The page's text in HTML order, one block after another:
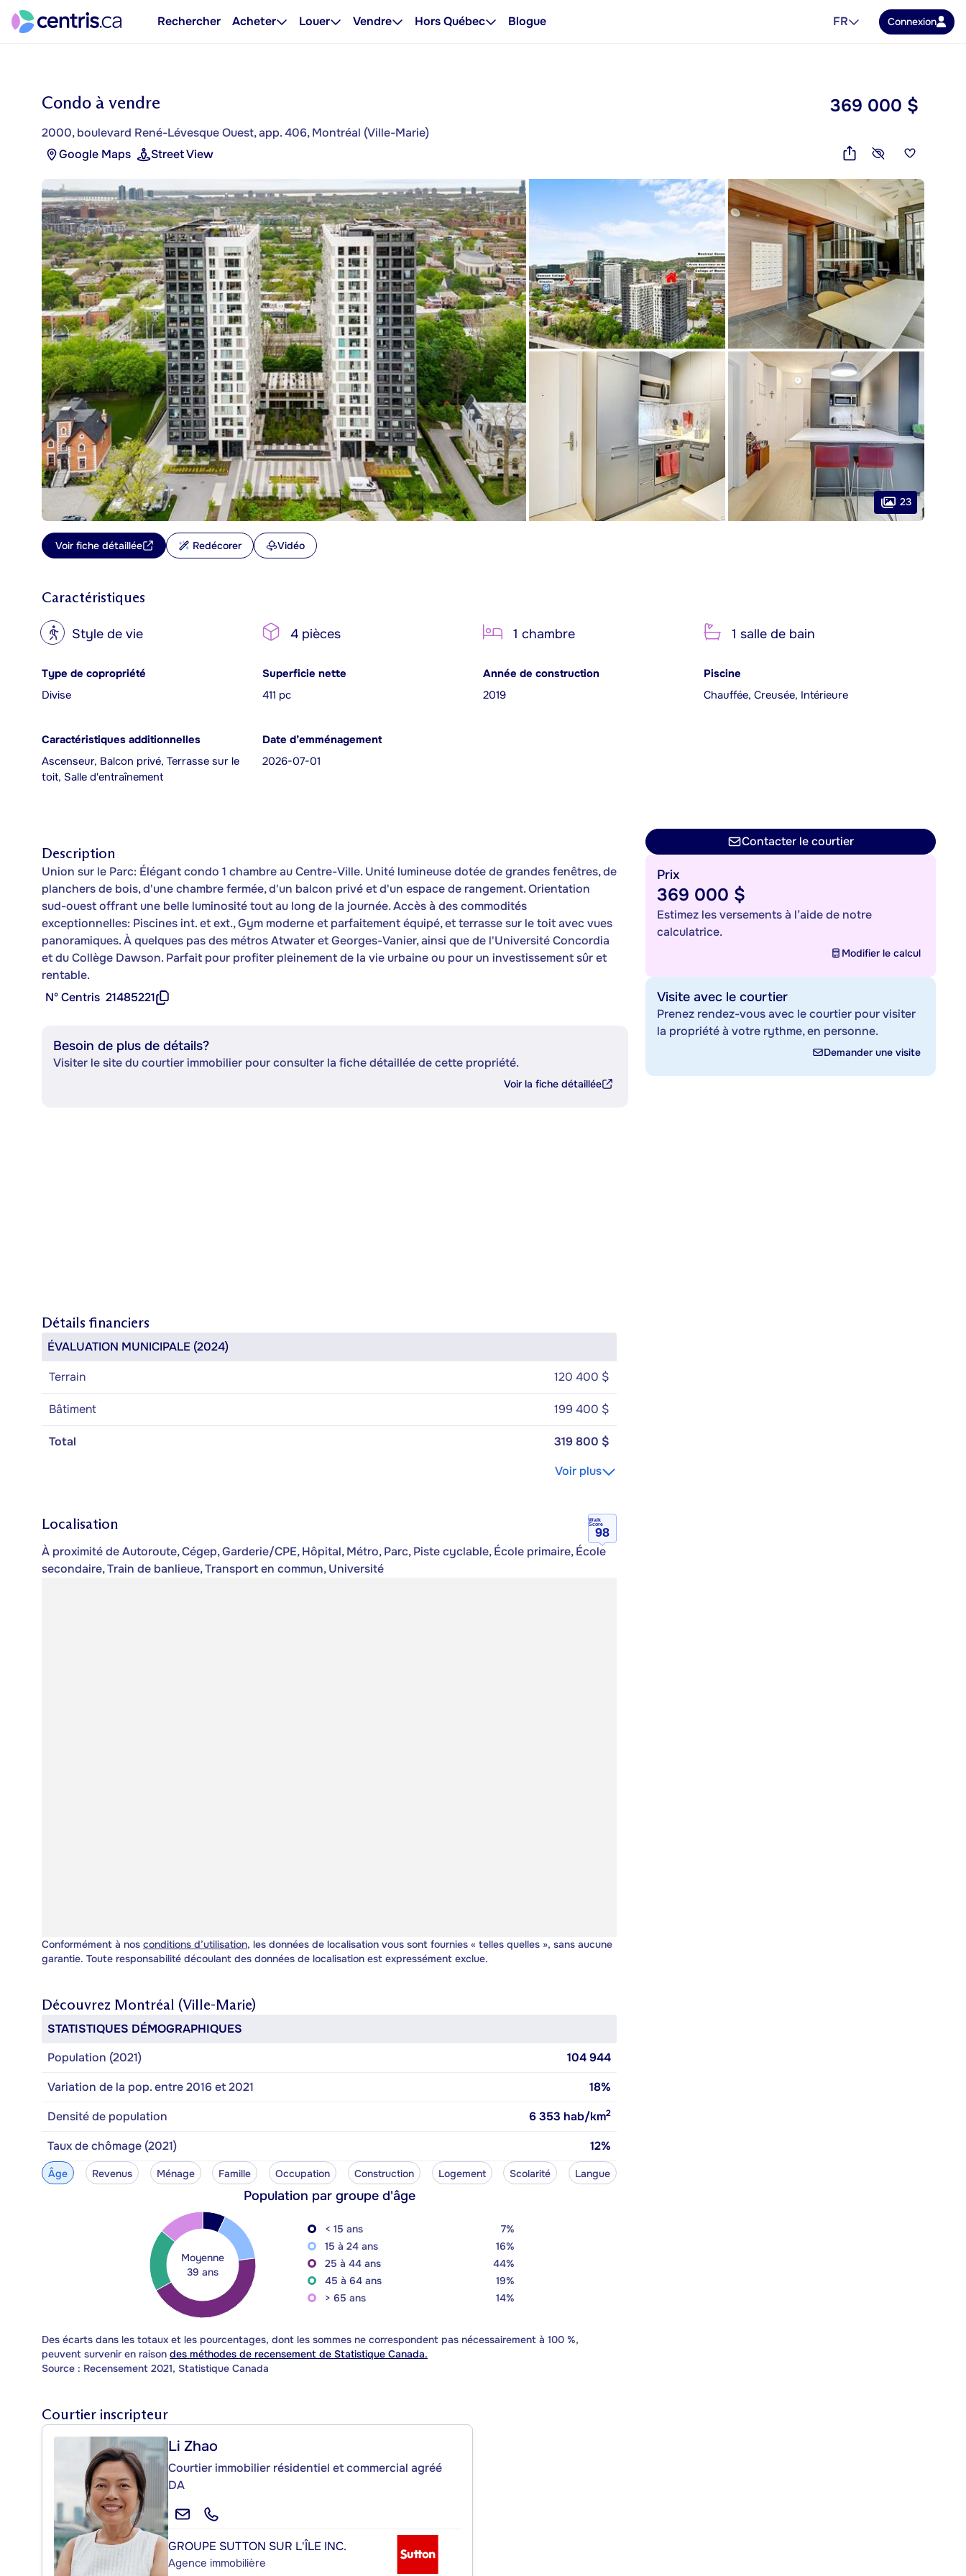
Rechercher Acheter Louer Vendre Hors Québec Blogue FR Connexion
Condo à vendre
2000, boulevard René-Lévesque Ouest, app. 406, Montréal (Ville-Marie)
Google Maps
Street View
369 000 $
23
Voir fiche détaillée Redécorer Vidéo
Caractéristiques
? Style de vie 4 pièces 1 chambre 1 salle de bain
Type de copropriété
Divise
Superficie nette
411 pc
Année de construction
2019
Piscine
Chauffée, Creusée, Intérieure
Caractéristiques additionnelles
Ascenseur, Balcon privé, Terrasse sur le
toit, Salle d'entraînement
Date d’emménagement
2026-07-01
Description
Union sur le Parc: Élégant condo 1 chambre au Centre-Ville. Unité lumineuse dotée de grandes fenêtres, de
planchers de bois, d'une chambre fermée, d'un balcon privé et d'un espace de rangement. Orientation
sud-ouest offrant une belle luminosité tout au long de la journée. Accès à des commodités
exceptionnelles: Piscines int. et ext., Gym moderne et parfaitement équipé, et terrasse sur le toit avec vues
panoramiques. À quelques pas des métros Atwater et Georges-Vanier, ainsi que de l'Université Concordia
et du Collège Dawson. Parfait pour profiter pleinement de la vie urbaine ou pour un investissement sûr et
rentable.
Nº Centris 21485221
Besoin de plus de détails?
Visiter le site du courtier immobilier pour consulter la fiche détaillée de cette propriété.
Voir la fiche détaillée
Détails financiers
ÉVALUATION MUNICIPALE (2024)
Terrain
120 400 $
Bâtiment 199 400 $
Total
319 800 $
Voir plus
Localisation
Walk
Score
98
À proximité de Autoroute, Cégep, Garderie/CPE, Hôpital, Métro, Parc, Piste cyclable, École primaire, École
secondaire, Train de banlieue, Transport en commun, Université
Conformément à nos conditions d’utilisation, les données de localisation vous sont fournies « telles quelles », sans aucune
garantie. Toute responsabilité découlant des données de localisation est expressément exclue.
Découvrez Montréal (Ville-Marie)
STATISTIQUES DÉMOGRAPHIQUES
Population (2021)
104 944
Variation de la pop. entre 2016 et 2021
18%
Densité de population
6 353 hab/km2
Taux de chômage (2021) 12%
Âge Revenus Ménage Famille Occupation Construction Logement Scolarité Langue
Population par groupe d'âge
Moyenne
39 ans
< 15 ans
7%
15 à 24 ans
16%
25 à 44 ans
44%
45 à 64 ans
19%
> 65 ans
14%
Des écarts dans les totaux et les pourcentages, dont les sommes ne correspondent pas nécessairement à 100 %,
peuvent survenir en raison des méthodes de recensement de Statistique Canada.
Source : Recensement 2021, Statistique Canada
Courtier inscripteur
Li Zhao
Courtier immobilier résidentiel et commercial agréé
DA
GROUPE SUTTON SUR L'ÎLE INC.
Agence immobilière
Contacter le courtier
Prix
369 000 $
Estimez les versements à l’aide de notre
calculatrice.
Modifier le calcul
Visite avec le courtier
Prenez rendez-vous avec le courtier pour visiter
la propriété à votre rythme, en personne.
Demander une visite